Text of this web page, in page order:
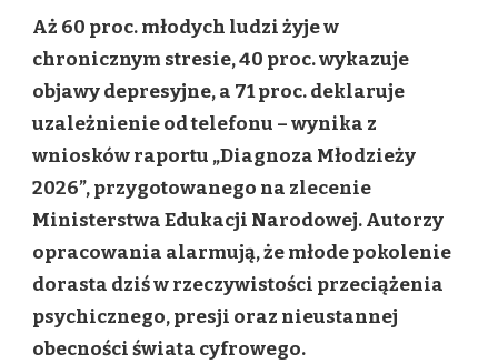
ZE
SZKÓŁ,
ALE
TO
DOPIERO
POCZĄTEK
ZMIAN.
ZADBAĆ
O
UCZNIÓW?
Aż 60 proc. młodych ludzi żyje w
chronicznym stresie, 40 proc. wykazuje
objawy depresyjne, a 71 proc. deklaruje
uzależnienie od telefonu – wynika z
wniosków raportu „Diagnoza Młodzieży
2026”, przygotowanego na zlecenie
Ministerstwa Edukacji Narodowej. Autorzy
opracowania alarmują, że młode pokolenie
dorasta dziś w rzeczywistości przeciążenia
psychicznego, presji oraz nieustannej
obecności świata cyfrowego.